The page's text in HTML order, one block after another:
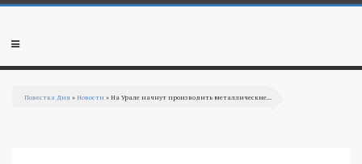
Перейти к основному содержанию
Мобильное
Повестка Дня »Новости » На Урале начнут производить металлические...